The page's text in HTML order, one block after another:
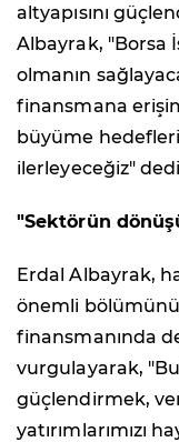
altyapısını
Albayrak, "Borsa
olmanın
finansmana
büyüme
ilerleyeceğiz"
"Sektörün
Erdal Albayrak,
önemli
finansmanında
vurgulayarak, "Bu
güçlendirmek,
yatırımlarımızı